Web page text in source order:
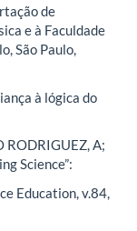
de
e à Faculdade
São Paulo,
à lógica do
RODRIGUEZ, A;
Science”:
Education, v.84,